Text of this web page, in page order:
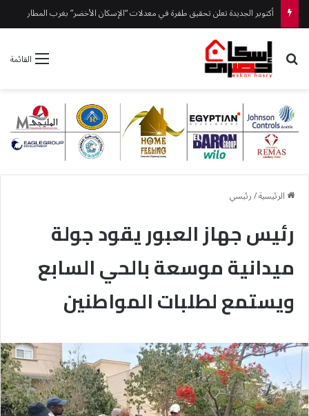
القائمة بحث عن
الرئيسية/رئيسي
رئيس جهاز العبور يقود جولة
ميدانية موسعة بالحي السابع
ويستمع لطلبات المواطنين